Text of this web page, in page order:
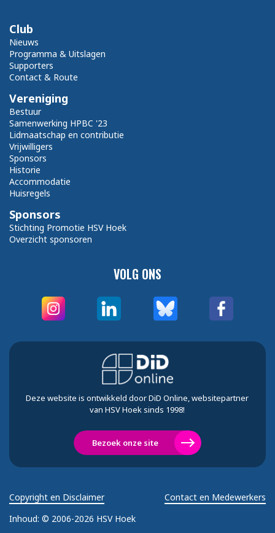
VOLG ONS
Club
Nieuws
Programma & Uitslagen
Supporters
Contact & Route
Vereniging
Bestuur
Samenwerking HPBC '23
Lidmaatschap en contributie
Vrijwilligers
Sponsors
Historie
Accommodatie
Huisregels
Sponsors
Stichting Promotie HSV Hoek
Overzicht sponsoren
Deze website is ontwikkeld door DiD Online, websitepartner
van HSV Hoek sinds 1998!
Bezoek onze site
Inhoud: © 2006-2026 HSV Hoek
Copyright en Disclaimer Contact en Medewerkers